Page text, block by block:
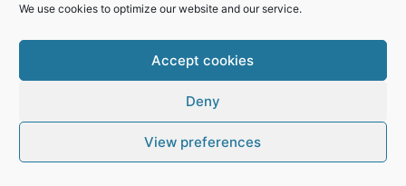
We use cookies to optimize our website and our service.
Accept cookies
Deny
View preferences